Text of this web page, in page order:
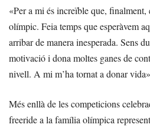
«Per a mi és increïble que,
olímpic. Feia temps que esperàvem
arribar de manera inesperada. Sens
motivació i dona moltes ganes de
nivell. A mi m’ha tornat a donar
Més enllà de les competicions
freeride a la família olímpica